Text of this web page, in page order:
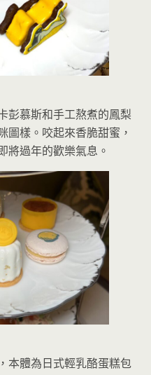
彭慕斯和手工熬煮的鳳梨
圖樣。咬起來香脆甜蜜，
將過年的歡樂氣息。
本體為日式輕乳酪蛋糕包